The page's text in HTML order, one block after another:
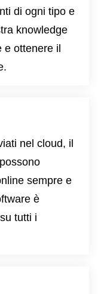
di ogni tipo e
knowledge
ottenere il
nel cloud, il
sempre e
è
tutti i